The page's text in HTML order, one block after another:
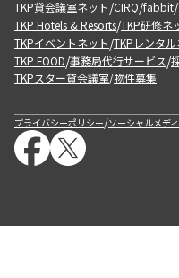
TKP貸会議室ネット/CIRQ/fabbit/
TKP Hotels & Resorts/TKP研修ネ
TKPイベントネット/TKPレンタル
TKP FOOD/事務局代行サービス/
TKPスター貸会議室/物件募集
プライバシーポリシー/ソーシャルメデ